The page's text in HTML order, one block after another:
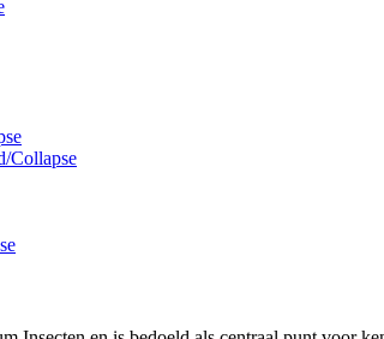
Collapse